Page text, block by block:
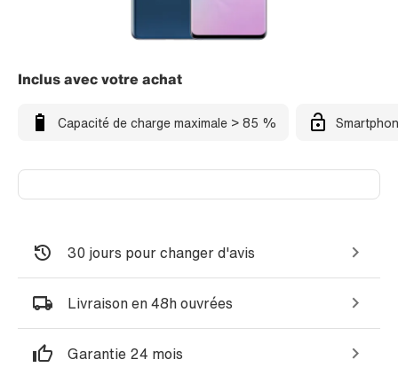
Inclus avec votre achat
Capacité de charge maximale > 85 %
30 jours pour changer d'avis
Livraison en 48h ouvrées
Garantie 24 mois